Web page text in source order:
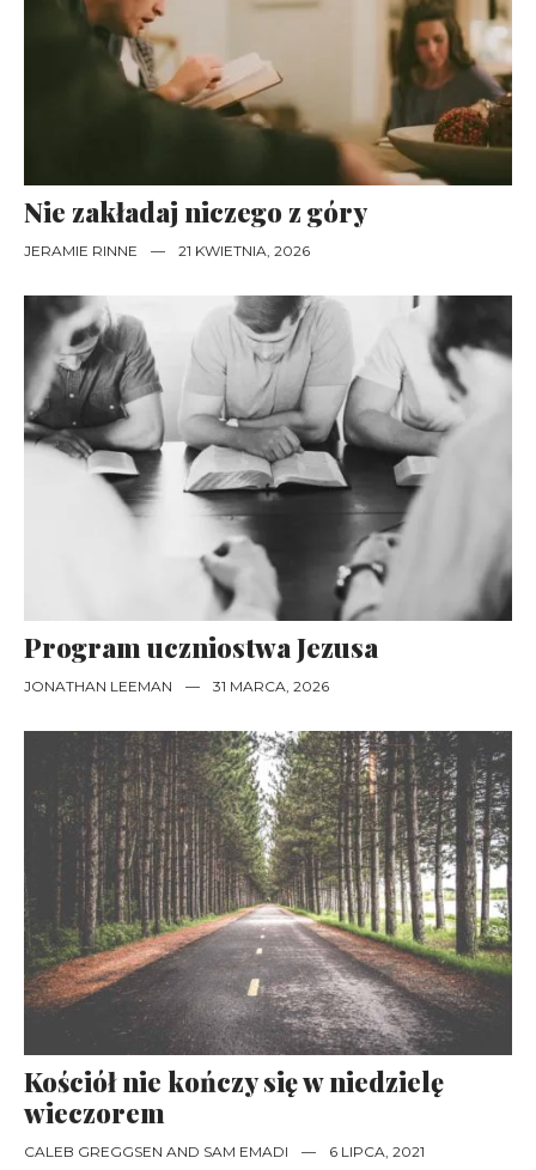
Nie zakładaj niczego z góry
JERAMIE RINNE — 21 KWIETNIA, 2026
Program uczniostwa Jezusa
JONATHAN LEEMAN — 31 MARCA, 2026
Kościół nie kończy się w niedzielę
wieczorem
CALEB GREGGSEN AND SAM EMADI — 6 LIPCA, 2021